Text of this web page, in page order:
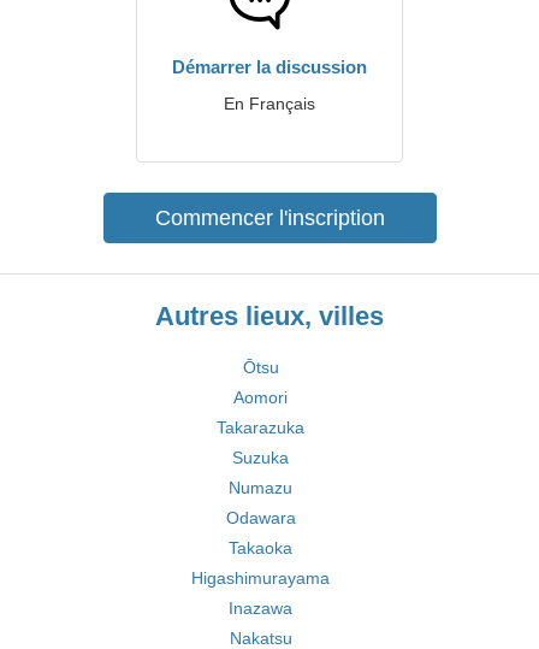
Démarrer la discussion
En Français
Commencer l'inscription
Autres lieux, villes
Ōtsu
Aomori
Takarazuka
Suzuka
Numazu
Odawara
Takaoka
Higashimurayama
Inazawa
Nakatsu